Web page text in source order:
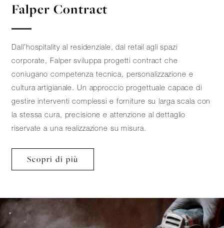
Falper Contract
Dall’hospitality al residenziale, dal retail agli spazi
corporate, Falper sviluppa progetti contract che
coniugano competenza tecnica, personalizzazione e
cultura artigianale. Un approccio progettuale capace di
gestire interventi complessi e forniture su larga scala con
la stessa cura, precisione e attenzione al dettaglio
riservate a una realizzazione su misura.
Scopri di più